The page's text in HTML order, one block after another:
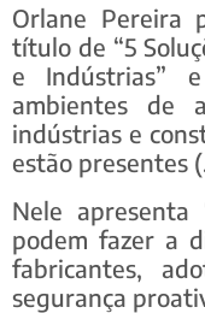
Orlane Pereira
título de “5
e Indústrias”
ambientes de
indústrias e
estão presentes
Nele apresenta
podem fazer a
fabricantes,
segurança